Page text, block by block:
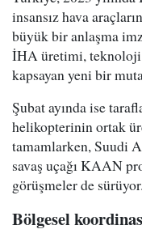
insansız hava
büyük bir anlaşma
İHA üretimi,
kapsayan yeni bir
Şubat ayında ise
helikopterinin ortak
tamamlarken, Suudi
savaş uçağı KAAN
görüşmeler de sürüyor.
Bölgesel